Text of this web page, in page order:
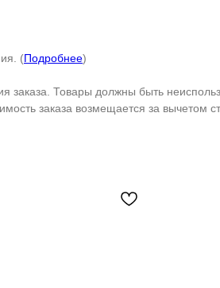
(Подробнее)
заказа. Товары должны быть
заказа возмещается за вычетом